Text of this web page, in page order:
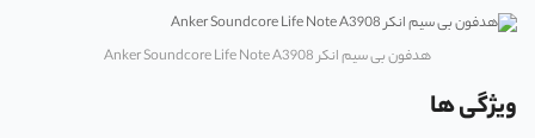
هدفون بی سیم انکر Anker Soundcore Life Note A3908
ویژگی ها